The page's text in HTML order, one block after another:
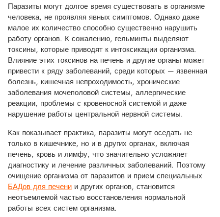
Паразиты могут долгое время существовать в организме
человека, не проявляя явных симптомов. Однако даже
малое их количество способно существенно нарушить
работу органов. К сожалению, гельминты выделяют
токсины, которые приводят к интоксикации организма.
Влияние этих токсинов на печень и другие органы может
привести к ряду заболеваний, среди которых — язвенная
болезнь, кишечная непроходимость, хронические
заболевания мочеполовой системы, аллергические
реакции, проблемы с кровеносной системой и даже
нарушение работы центральной нервной системы.
Как показывает практика, паразиты могут оседать не
только в кишечнике, но и в других органах, включая
печень, кровь и лимфу, что значительно усложняет
диагностику и лечение различных заболеваний. Поэтому
очищение организма от паразитов и прием специальных
БАДов для печени и других органов, становится
неотъемлемой частью восстановления нормальной
работы всех систем организма.